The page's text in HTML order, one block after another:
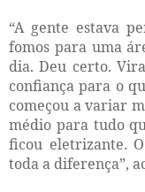
“A gente estava
fomos para uma
dia. Deu certo.
confiança para o
começou a variar
médio para tudo
ficou eletrizante.
toda a diferença”,